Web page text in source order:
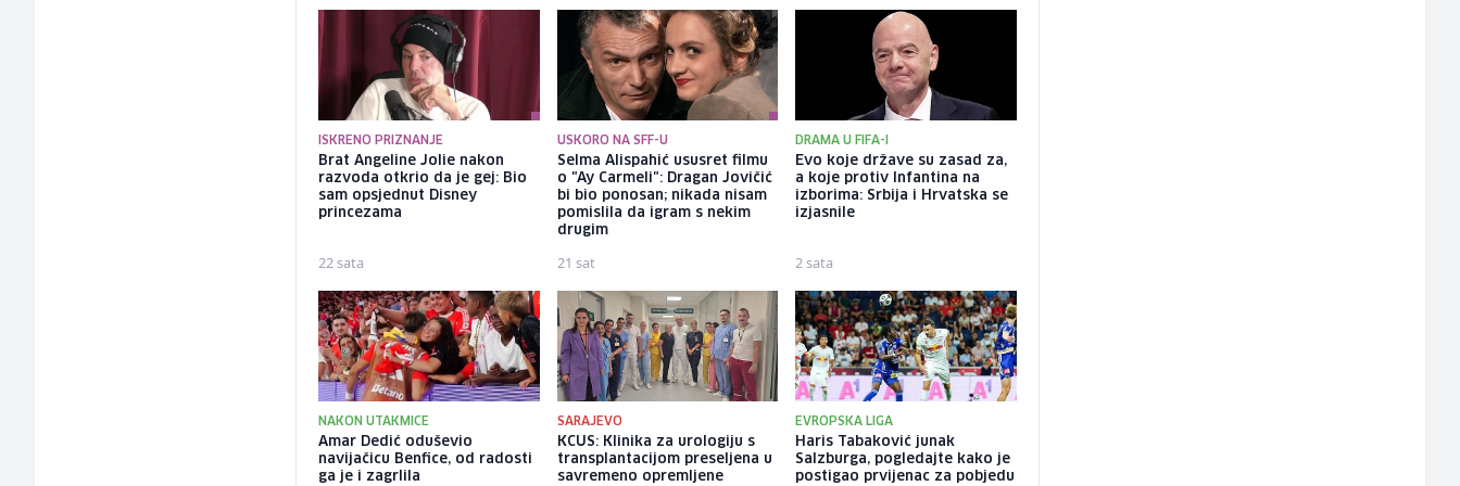
ISKRENO PRIZNANJE
Brat Angeline Jolie nakon
razvoda otkrio da je gej: Bio
sam opsjednut Disney
princezama
22 sata
USKORO NA SFF-U
Selma Alispahić ususret filmu
o "Ay Carmeli": Dragan Jovičić
bi bio ponosan; nikada nisam
pomislila da igram s nekim
drugim
21 sat
DRAMA U FIFA-I
Evo koje države su zasad za,
a koje protiv Infantina na
izborima: Srbija i Hrvatska se
izjasnile
2 sata
NAKON UTAKMICE
Amar Dedić oduševio
navijačicu Benfice, od radosti
ga je i zagrlila
SARAJEVO
KCUS: Klinika za urologiju s
transplantacijom preseljena u
savremeno opremljene
EVROPSKA LIGA
Haris Tabaković junak
Salzburga, pogledajte kako je
postigao prvijenac za pobjedu